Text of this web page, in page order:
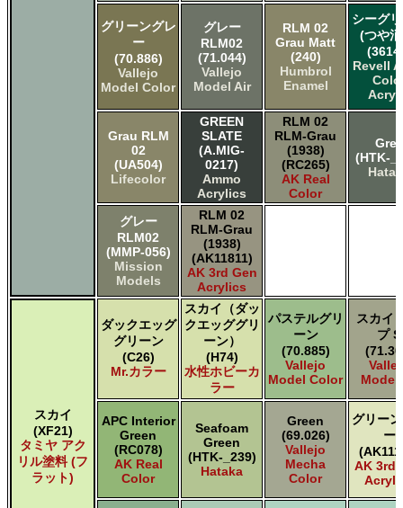
グリーングレ
ー
(70.886)
Vallejo
Model Color
グレー
RLM02
(71.044)
Vallejo
Model Air
RLM 02
Grau Matt
(240)
Humbrol
Enamel
シーグ
(つや
Revell
Grau RLM
02
(UA504)
Lifecolor
GREEN
SLATE
(A.MIG-
0217)
Ammo
Acrylics
RLM 02
RLM-Grau
(1938)
(RC265)
AK Real
Color
Grey
(HTK-
グレー
RLM02
(MMP-056)
Mission
Models
RLM 02
RLM-Grau
(1938)
(AK11811)
AK 3rd Gen
Acrylics
スカイ
(XF21)
タミヤ アク
リル塗料 (フ
ラット)
ダックエッグ
グリーン
(C26)
Mr.カラー
スカイ（ダッ
クエッググリ
ーン）
(H74)
水性ホビーカ
ラー
パステルグリ
ーン
(70.885)
Vallejo
Model Color
スカイ
プ S
Model
APC Interior
Green
(RC078)
AK Real
Color
Seafoam
Green
(HTK-_239)
Hataka
Green
(69.026)
Vallejo
Mecha
Color
グリー
ー
AK 3rd